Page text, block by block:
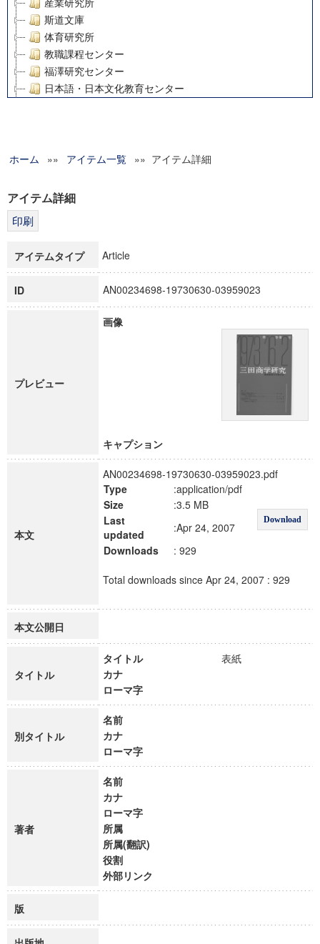
産業研究所
斯道文庫
体育研究所
教職課程センター
福澤研究センター
日本語・日本文化教育センター
グローバルリサーチインスティテュート
科学研究費補助金研究成果報告書
博士課程教育リーディングプログラム「超成熟社会発展のサ
ホーム »» アイテム一覧 »» アイテム詳細
アイテム詳細
アイテムタイプ Article
ID AN00234698-19730630-03959023
プレビュー
画像
キャプション
本文
AN00234698-19730630-03959023.pdf
Type
:application/pdf
Download
Size
:3.5 MB
Last
updated
:Apr 24, 2007
Downloads
: 929
Total downloads since Apr 24, 2007 : 929
本文公開日
タイトル
タイトル
表紙
カナ
ローマ字
別タイトル
名前
カナ
ローマ字
著者
名前
カナ
ローマ字
所属
所属(翻訳)
役割
外部リンク
版